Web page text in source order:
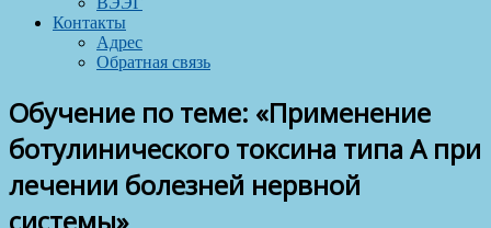
Контакты
Адрес
Обратная связь
Обучение по теме: «Применение
ботулинического токсина типа А при
лечении болезней нервной